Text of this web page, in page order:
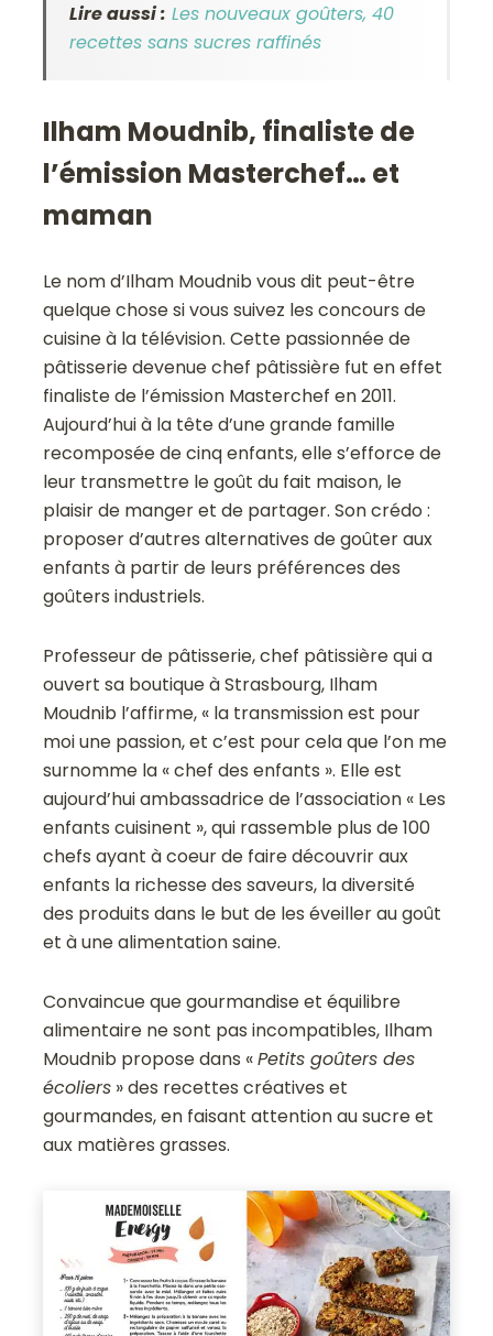
Lire aussi : Les nouveaux goûters, 40
recettes sans sucres raffinés
Ilham Moudnib, finaliste de
l’émission Masterchef… et
maman
Le nom d’Ilham Moudnib vous dit peut-être
quelque chose si vous suivez les concours de
cuisine à la télévision. Cette passionnée de
pâtisserie devenue chef pâtissière fut en effet
finaliste de l’émission Masterchef en 2011.
Aujourd’hui à la tête d’une grande famille
recomposée de cinq enfants, elle s’efforce de
leur transmettre le goût du fait maison, le
plaisir de manger et de partager. Son crédo :
proposer d’autres alternatives de goûter aux
enfants à partir de leurs préférences des
goûters industriels.
Professeur de pâtisserie, chef pâtissière qui a
ouvert sa boutique à Strasbourg, Ilham
Moudnib l’affirme, « la transmission est pour
moi une passion, et c’est pour cela que l’on me
surnomme la « chef des enfants ». Elle est
aujourd’hui ambassadrice de l’association « Les
enfants cuisinent », qui rassemble plus de 100
chefs ayant à coeur de faire découvrir aux
enfants la richesse des saveurs, la diversité
des produits dans le but de les éveiller au goût
et à une alimentation saine.
Convaincue que gourmandise et équilibre
alimentaire ne sont pas incompatibles, Ilham
Moudnib propose dans «Petits goûters des
écoliers » des recettes créatives et
gourmandes, en faisant attention au sucre et
aux matières grasses.